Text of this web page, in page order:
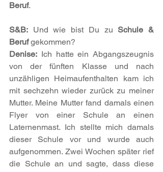
Beruf.
S&B: Und wie bist Du zu Schule &
Beruf gekommen?
Denise: Ich hatte ein Abgangszeugnis
von der fünften Klasse und nach
unzähligen Heimaufenthalten kam ich
mit sechzehn wieder zurück zu meiner
Mutter. Meine Mutter fand damals einen
Flyer von einer Schule an einen
Laternenmast. Ich stellte mich damals
dieser Schule vor und wurde auch
aufgenommen. Zwei Wochen später rief
die Schule an und sagte, dass diese